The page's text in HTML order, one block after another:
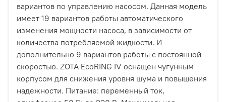
вариантов по управлению насосом. Данная модель
имеет 19 вариантов работы автоматического
изменения мощности насоса, в зависимости от
количества потребляемой жидкости. И
дополнительно 9 вариантов работы с постоянной
скоростью. ZOTA EcoRING IV оснащен чугунным
корпусом для снижения уровня шума и повышения
надежности. Питание: переменный ток,